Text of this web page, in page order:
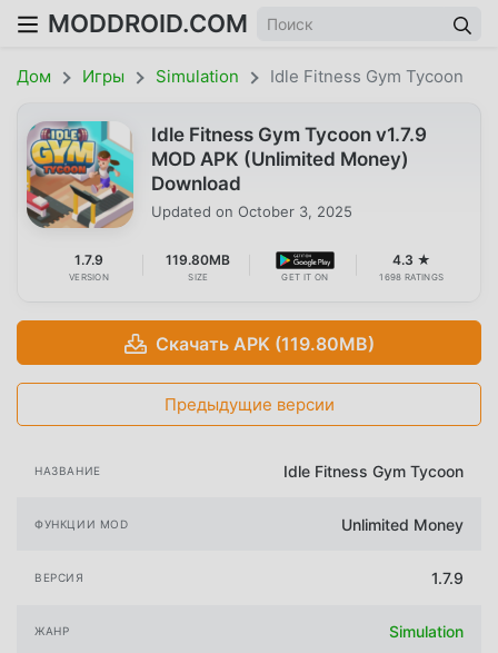
MODDROID.COM
Дом Игры Simulation Idle Fitness Gym Tycoon
Idle Fitness Gym Tycoon v1.7.9
MOD APK (Unlimited Money)
Download
Updated on October 3, 2025
1.7.9
VERSION
119.80MB
SIZE GET IT ON
4.3 ★
1698 RATINGS
Скачать APK (119.80MB)
Предыдущие версии
НАЗВАНИЕ Idle Fitness Gym Tycoon
ФУНКЦИИ MOD Unlimited Money
ВЕРСИЯ 1.7.9
ЖАНР Simulation